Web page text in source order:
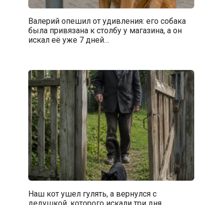
Валерий опешил от удивления: его собака
была привязана к столбу у магазина, а он
искал её уже 7 дней…
Наш кот ушел гулять, а вернулся с
дедушкой, которого искали три дня…